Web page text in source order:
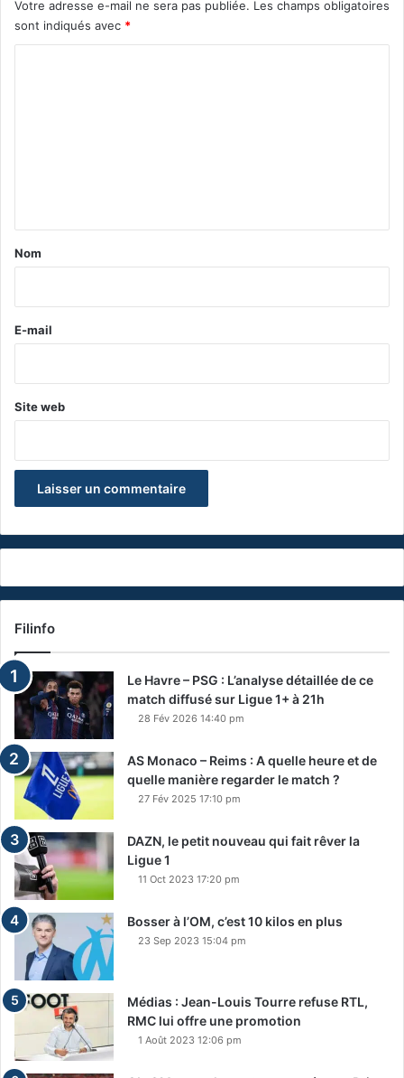
Votre adresse e-mail ne sera pas publiée. Les champs obligatoires
sont indiqués avec *
a
e
Nom
E-mail
Site web
Filinfo
Le Havre – PSG : L’analyse détaillée de ce
match diffusé sur Ligue 1+ à 21h
28 Fév 2026 14:40 pm
AS Monaco – Reims : A quelle heure et de
quelle manière regarder le match ?
27 Fév 2025 17:10 pm
DAZN, le petit nouveau qui fait rêver la
Ligue 1
11 Oct 2023 17:20 pm
Bosser à l’OM, c’est 10 kilos en plus
23 Sep 2023 15:04 pm
Médias : Jean-Louis Tourre refuse RTL,
RMC lui offre une promotion
1 Août 2023 12:06 pm